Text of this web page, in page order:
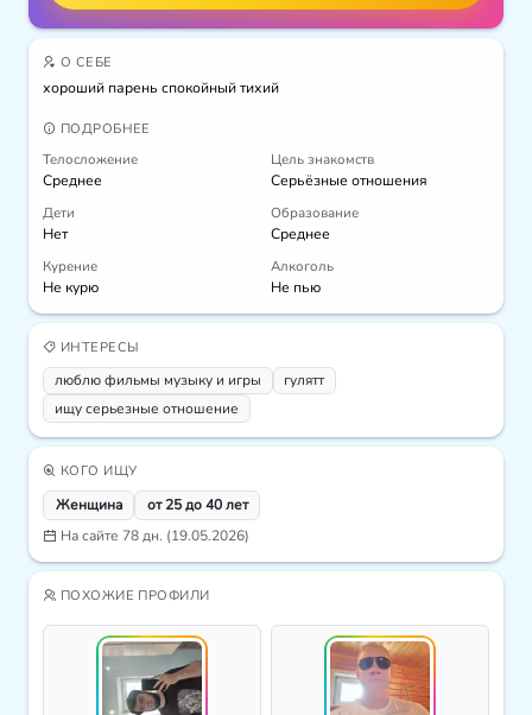
О СЕБЕ
хороший парень спокойный тихий
ПОДРОБНЕЕ
Телосложение
Среднее
Цель знакомств
Серьёзные отношения
Дети
Нет
Образование
Среднее
Курение
Не курю
Алкоголь
Не пью
ИНТЕРЕСЫ
люблю фильмы музыку и игры
гулятт
ищу серьезные отношение
КОГО ИЩУ
Женщина
от 25 до 40 лет
На сайте 78 дн. (19.05.2026)
ПОХОЖИЕ ПРОФИЛИ